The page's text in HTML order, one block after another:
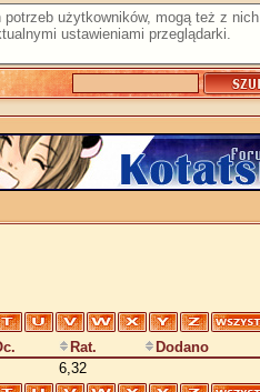
użytkowników, mogą też z nich
ustawieniami przeglądarki.
Rat.
Dodano
6,32